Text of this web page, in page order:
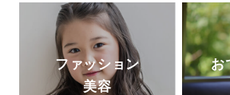
ファッション
美容
お